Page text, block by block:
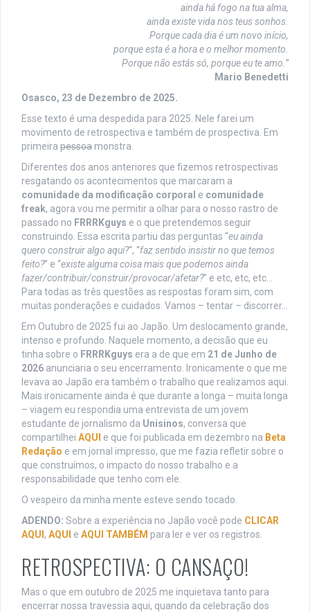
ainda há fogo na tua alma,
ainda existe vida nos teus sonhos.
Porque cada dia é um novo início,
porque esta é a hora e o melhor momento.
Porque não estás só, porque eu te amo.”
Mario Benedetti
Osasco, 23 de Dezembro de 2025.
Esse texto é uma despedida para 2025. Nele farei um
movimento de retrospectiva e também de prospectiva. Em
primeira pessoa monstra.
Diferentes dos anos anteriores que fizemos retrospectivas
resgatando os acontecimentos que marcaram a
comunidade da modificação corporal e comunidade
freak, agora vou me permitir a olhar para o nosso rastro de
passado no FRRRKguys e o que pretendemos seguir
construindo. Essa escrita partiu das perguntas “eu ainda
quero construir algo aqui?“, “faz sentido insistir no que temos
feito?” e “existe alguma coisa mais que podemos ainda
fazer/contribuir/construir/provocar/afetar?” e etc, etc, etc…
Para todas as três questões as respostas foram sim, com
muitas ponderações e cuidados. Vamos – tentar – discorrer…
Em Outubro de 2025 fui ao Japão. Um deslocamento grande,
intenso e profundo. Naquele momento, a decisão que eu
tinha sobre o FRRRKguys era a de que em 21 de Junho de
2026 anunciaria o seu encerramento. Ironicamente o que me
levava ao Japão era também o trabalho que realizamos aqui.
Mais ironicamente ainda é que durante a longa – muita longa
– viagem eu respondia uma entrevista de um jovem
estudante de jornalismo da Unisinos, conversa que
compartilhei AQUI e que foi publicada em dezembro na Beta
Redação e em jornal impresso, que me fazia refletir sobre o
que construímos, o impacto do nosso trabalho e a
responsabilidade que tenho com ele.
O vespeiro da minha mente esteve sendo tocado.
ADENDO: Sobre a experiência no Japão você pode CLICAR
AQUI , AQUI e AQUI TAMBÉM para ler e ver os registros.
RETROSPECTIVA: O CANSAÇO!
Mas o que em outubro de 2025 me inquietava tanto para
encerrar nossa travessia aqui, quando da celebração dos